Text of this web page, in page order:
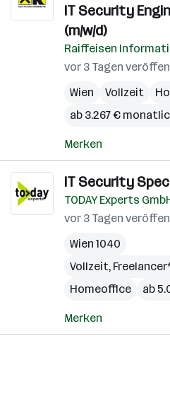
IT Security
(m/w/d)
Raiffeisen
vor 3 Tagen
Wien
Vollzeit
ab 3.267 €
Merken
IT Security
TODAY Experts
vor 3 Tagen
Wien 1040
Vollzeit,
Homeoffice
ab
Merken